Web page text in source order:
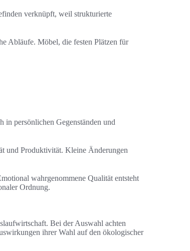
verknüpft, weil strukturierte
Abläufe. Möbel, die festen Plätzen für
in persönlichen Gegenständen und
und Produktivität. Kleine Änderungen
wahrgenommene Qualität entsteht
Ordnung.
Bei der Auswahl achten
ihrer Wahl auf den ökologischer